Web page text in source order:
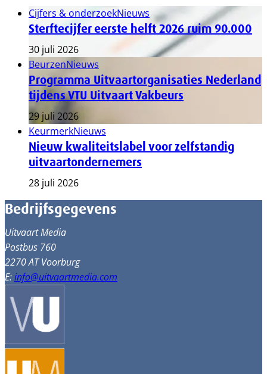
Cijfers & onderzoekNieuws
Sterftecijfer eerste helft 2026 ruim 90.000
30 juli 2026
BeurzenNieuws
Programma Uitvaartorganisaties Nederland
tijdens VTU Uitvaart Vakbeurs
29 juli 2026
KeurmerkNieuws
Nieuw kwaliteitslabel voor zelfstandig
uitvaartondernemers
28 juli 2026
Bedrijfsgegevens
Uitvaart Media
Postbus 760
2270 AT Voorburg
E:info@uitvaartmedia.com